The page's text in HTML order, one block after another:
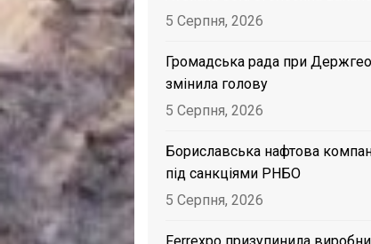
5 Серпня, 2026
Громадська рада при
змінила голову
5 Серпня, 2026
Бориславська нафтова
під санкціями РНБО
5 Серпня, 2026